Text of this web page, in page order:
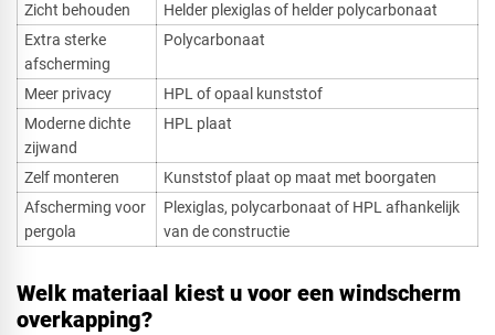
Zicht behouden
Helder plexiglas of helder polycarbonaat
Extra sterke
afscherming
Polycarbonaat
Meer privacy
HPL of opaal kunststof
Moderne dichte
zijwand
HPL plaat
Zelf monteren
Kunststof plaat op maat met boorgaten
Afscherming voor
pergola
Plexiglas, polycarbonaat of HPL afhankelijk
van de constructie
Welk materiaal kiest u voor een windscherm
overkapping?